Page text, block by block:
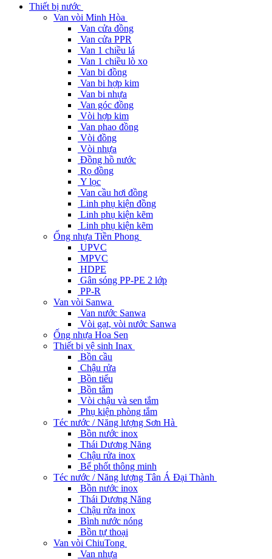
Thiết bị nước
Van vòi Minh Hòa
Van cửa đồng
Van cửa PPR
Van 1 chiều lá
Van 1 chiều lò xo
Van bi đồng
Van bi hợp kim
Van bi nhựa
Van góc đồng
Vòi hợp kim
Van phao đồng
Vòi đồng
Vòi nhựa
Đồng hồ nước
Rọ đồng
Y lọc
Van cầu hơi đồng
Linh phụ kiện đồng
Linh phụ kiện kẽm
Linh phụ kiện kẽm
Ống nhựa Tiền Phong
UPVC
MPVC
HDPE
Gân sóng PP-PE 2 lớp
PP-R
Van vòi Sanwa
Van nước Sanwa
Vòi gạt, vòi nước Sanwa
Ống nhựa Hoa Sen
Thiết bị vệ sinh Inax
Bồn cầu
Chậu rửa
Bồn tiểu
Bồn tắm
Vòi chậu và sen tắm
Phụ kiện phòng tắm
Téc nước / Năng lượng Sơn Hà
Bồn nước inox
Thái Dương Năng
Chậu rửa inox
Bể phốt thông minh
Téc nước / Năng lượng Tân Á Đại Thành
Bồn nước inox
Thái Dương Năng
Chậu rửa inox
Bình nước nóng
Bồn tự thoại
Van vòi ChiuTong
Van nhựa